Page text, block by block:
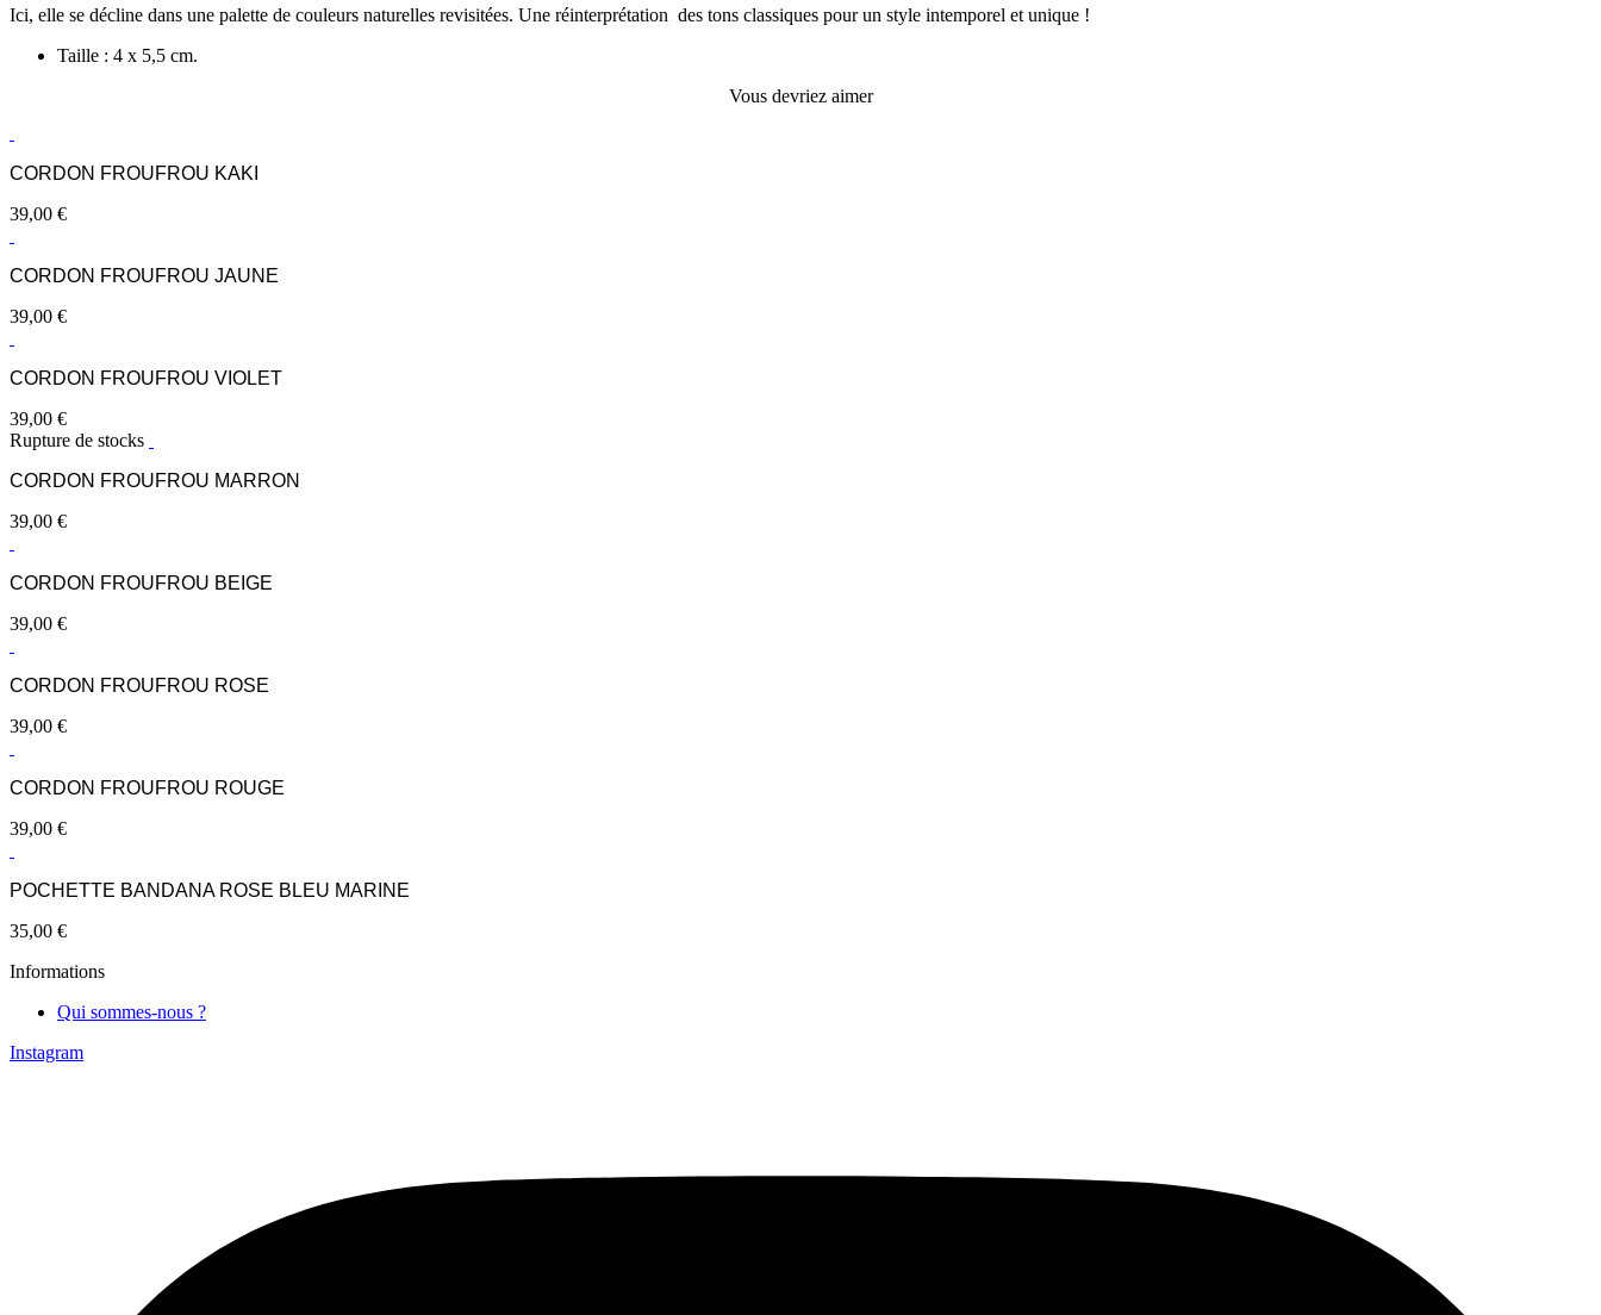
Ici, elle se décline dans une palette de couleurs naturelles revisitées. Une réinterprétation des tons classiques pour un style intemporel et unique !
Taille : 4 x 5,5 cm.
Vous devriez aimer
CORDON FROUFROU KAKI
39,00 €
CORDON FROUFROU JAUNE
39,00 €
CORDON FROUFROU VIOLET
39,00 €
Rupture de stocks
CORDON FROUFROU MARRON
39,00 €
CORDON FROUFROU BEIGE
39,00 €
CORDON FROUFROU ROSE
39,00 €
CORDON FROUFROU ROUGE
39,00 €
POCHETTE BANDANA ROSE BLEU MARINE
35,00 €
Informations
Qui sommes-nous ?
Instagram